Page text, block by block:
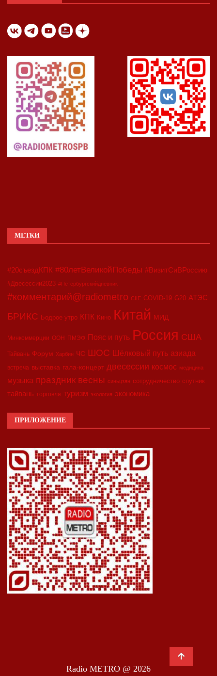
МЕТКИ
#20съездКПК #80летВеликойПобеды #ВизитСиВРоссию
#Двесессии2023 #Петербургскийдневник
#комментарий@radiometro CIIE COVID-19 G20 АТЭС
БРИКС Бодрое утро КПК Кино Китай МИД
Минкоммерции ООН ПМЭФ Пояс и путь Россия США
Тайвань Форум Харбин ЧС ШОС Шёлковый путь азиада
встреча выставка гала-концерт двесессии космос медицина
музыка праздник весны синьцзян сотрудничество спутник
тайвань торговля туризм экология экономика
ПРИЛОЖЕНИЕ
Radio METRO @ 2026